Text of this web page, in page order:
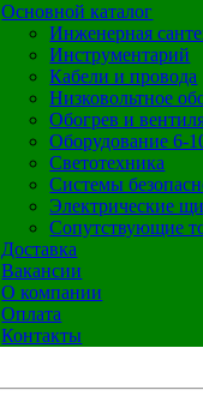
Основной каталог
Инженерная
Инструментарий
Кабели и провода
Низковольтное
Обогрев и
Оборудование 6-
Светотехника
Системы
Электрические
Сопутствующие
Доставка
Вакансии
О компании
Оплата
Контакты